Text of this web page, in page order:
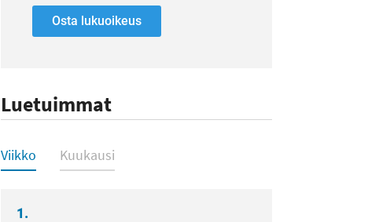
Osta lukuoikeus
Luetuimmat
Luetuimmat
Viikko Kuukausi
1.